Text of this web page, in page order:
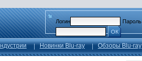
Логин
Пароль
ОК
Новинки Blu-ray Обзоры Blu-ray